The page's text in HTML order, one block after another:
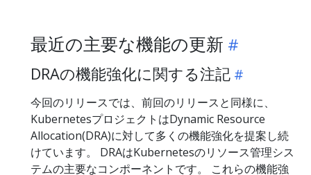
最近の主要な機能の更新
DRAの機能強化に関する注記
今回のリリースでは、前回のリリースと同様に、
KubernetesプロジェクトはDynamic Resource
Allocation(DRA)に対して多くの機能強化を提案し続
けています。 DRAはKubernetesのリソース管理シス
テムの主要なコンポーネントです。 これらの機能強